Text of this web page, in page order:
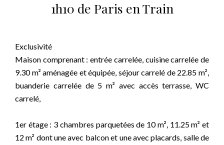
1h10 de Paris en Train
Exclusivité
Maison comprenant : entrée carrelée, cuisine carrelée de
9.30 m² aménagée et équipée, séjour carrelé de 22.85 m²,
buanderie carrelée de 5 m² avec accès terrasse, WC
carrelé,
1er étage : 3 chambres parquetées de 10 m², 11.25 m² et
12 m² dont une avec balcon et une avec placards, salle de